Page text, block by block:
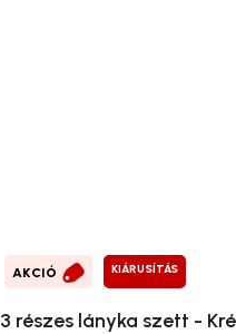
AKCIÓ KIÁRUSÍTÁS
3 részes lányka szett -